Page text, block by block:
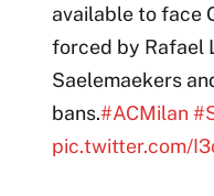
available to face
forced by Rafael
Saelemaekers
bans.#ACMilan
pic.twitter.com/